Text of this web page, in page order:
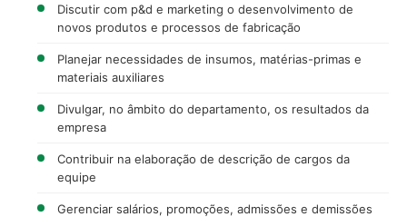
Discutir com p&d e marketing o desenvolvimento de
novos produtos e processos de fabricação
Planejar necessidades de insumos, matérias-primas e
materiais auxiliares
Divulgar, no âmbito do departamento, os resultados da
empresa
Contribuir na elaboração de descrição de cargos da
equipe
Gerenciar salários, promoções, admissões e demissões